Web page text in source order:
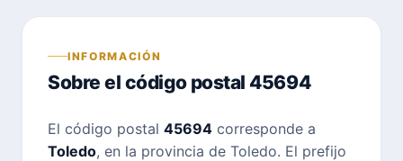
INFORMACIÓN
Sobre el código postal 45694
El código postal 45694 corresponde a
Toledo, en la provincia de Toledo. El prefijo